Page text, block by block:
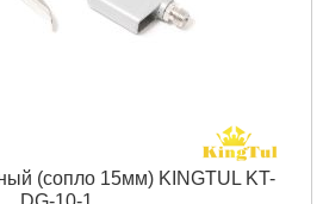
(сопло 15мм) KINGTUL KT-